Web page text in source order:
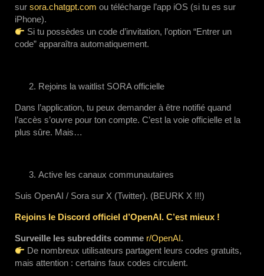
sur sora.chatgpt.com ou télécharge l’app iOS (si tu es sur
iPhone).
Si tu possèdes un code d’invitation, l’option “Entrer un
code” apparaîtra automatiquement.
Rejoins la waitlist SORA officielle
Dans l’application, tu peux demander à être notifié quand
l’accès s’ouvre pour ton compte. C’est la voie officielle et la
plus sûre. Mais…
Active les canaux communautaires
Suis OpenAI / Sora sur X (Twitter). (BEURK X !!!)
Rejoins le Discord officiel d’OpenAI. C’est mieux !
Surveille les subreddits comme r/OpenAI.
De nombreux utilisateurs partagent leurs codes gratuits,
mais attention : certains faux codes circulent.